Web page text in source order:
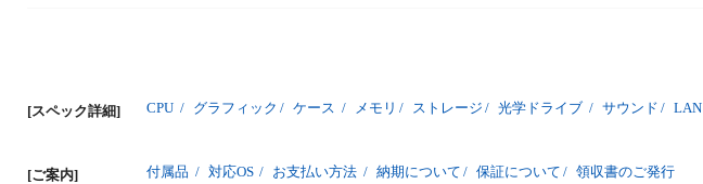
[スペック詳細] CPU / グラフィック / ケース / メモリ / ストレージ / 光学ドライブ / サウンド / LAN
[ご案内] 付属品 / 対応OS / お支払い方法 / 納期について / 保証について / 領収書のご発行